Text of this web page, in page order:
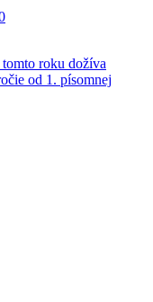
roku dožíva
od 1. písomnej